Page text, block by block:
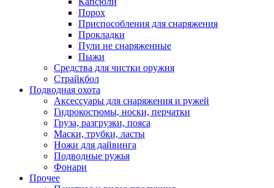
Порох
Приспособления для снаряжения
Прокладки
Пули не снаряженные
Пыжи
Средства для чистки оружия
Страйкбол
Подводная охота
Аксессуары для снаряжения и ружей
Гидрокостюмы, носки, перчатки
Груза, разгрузки, пояса
Маски, трубки, ласты
Ножи для дайвинга
Подводные ружья
Фонари
Прочее